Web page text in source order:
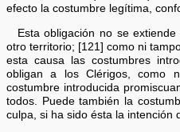
efecto la costumbre legítima,
Esta obligación no se
otro territorio; [121] como ni
esta causa las costumbres
obligan a los Clérigos, como
costumbre introducida
todos. Puede también la
culpa, si ha sido ésta la intención